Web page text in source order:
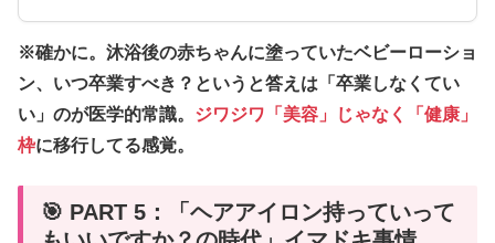
※確かに。沐浴後の赤ちゃんに塗っていたベビーローショ
ン、いつ卒業すべき？というと答えは「卒業しなくてい
い」のが医学的常識。 ジワジワ「美容」じゃなく「健康」
枠に移行してる感覚。
🎯 PART 5：「ヘアアイロン持っていって